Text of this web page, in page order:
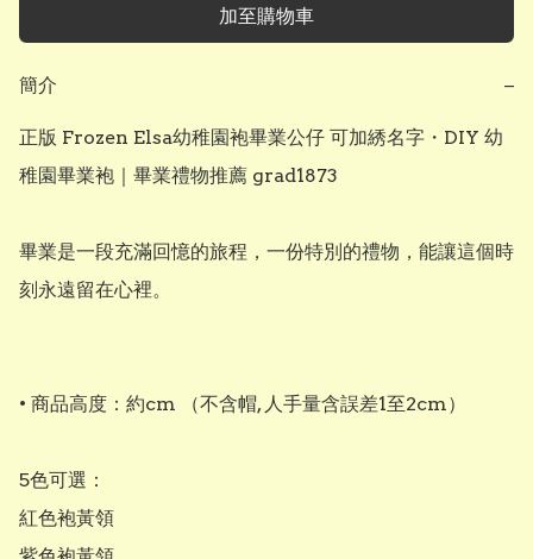
加至購物車
簡介 −
正版 Frozen Elsa幼稚園袍畢業公仔 可加綉名字・DIY 幼
稚園畢業袍｜畢業禮物推薦 grad1873
畢業是一段充滿回憶的旅程，一份特別的禮物，能讓這個時
刻永遠留在心裡。
• 商品高度：約cm （不含帽, 人手量含誤差1至2cm）
5色可選：
紅色袍黃領